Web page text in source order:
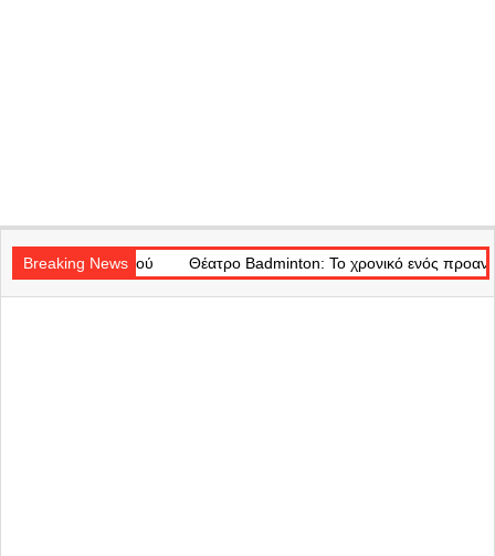
Navigation
Menu
Breaking NewsΘέατρο Badminton: Το χρονικό ενός προαναγγελθέντος